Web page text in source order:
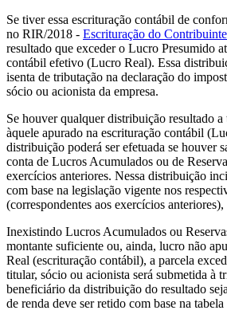
Se tiver essa escrituração contábil de
no RIR/2018 - Escrituração do
resultado que exceder o Lucro Presumido
contábil efetivo (Lucro Real). Essa
isenta de tributação na declaração do
sócio ou acionista da empresa.
Se houver qualquer distribuição resultado
àquele apurado na escrituração contábil
distribuição poderá ser efetuada se houver
conta de Lucros Acumulados ou de
exercícios anteriores. Nessa distribuição
com base na legislação vigente nos
(correspondentes aos exercícios
Inexistindo Lucros Acumulados ou
montante suficiente ou, ainda, lucro não
Real (escrituração contábil), a parcela
titular, sócio ou acionista será submetida à
beneficiário da distribuição do resultado
de renda deve ser retido com base na